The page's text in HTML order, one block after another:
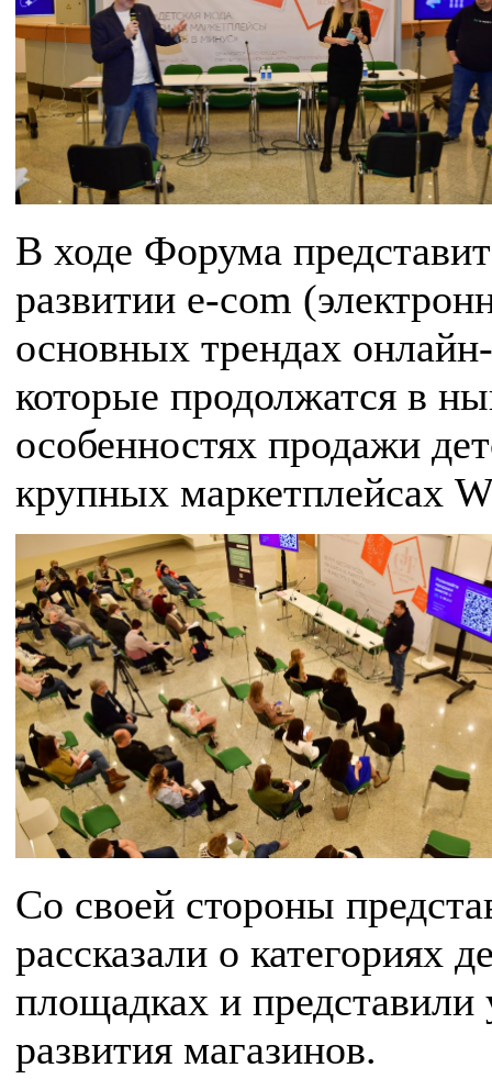
В ходе Форума
развитии e-com
основных трендах
которые продолжатся в
особенностях продажи
крупных маркетплейсах
Со своей стороны
рассказали о категориях
площадках и
развития магазинов.